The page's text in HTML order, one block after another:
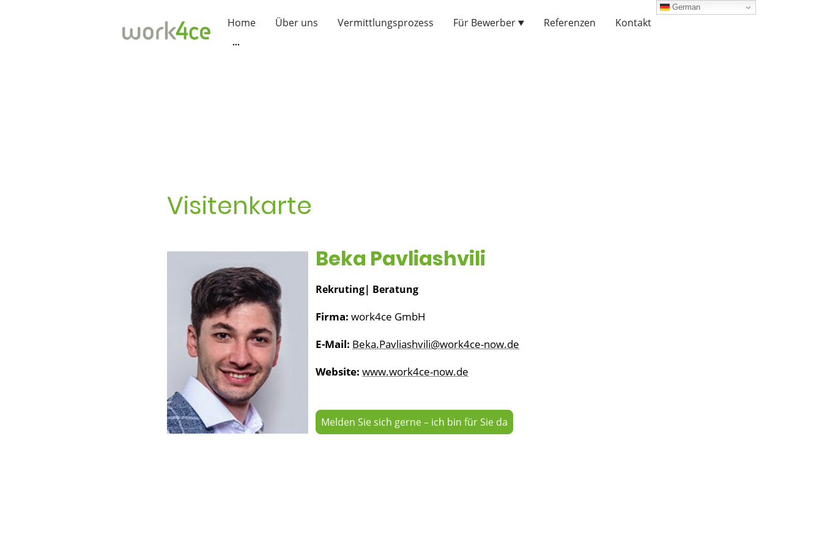
Home Über uns Vermittlungsprozess Für Bewerber Referenzen Kontakt
Visitenkarte
Beka Pavliashvili
Rekruting| Beratung
Firma: work4ce GmbH
E-Mail: Beka.Pavliashvili@work4ce-now.de
Website: www.work4ce-now.de
Melden Sie sich gerne – ich bin für Sie da
German